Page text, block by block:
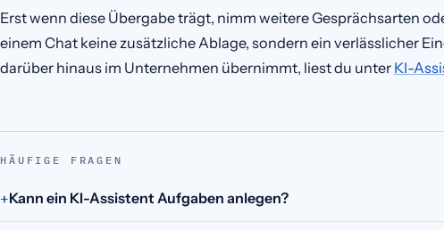
Erst wenn diese Übergabe trägt, nimm weitere Gesprächsarten
einem Chat keine zusätzliche Ablage, sondern ein verlässlicher
darüber hinaus im Unternehmen übernimmt, liest du unter KI-
HÄUFIGE FRAGEN
Kann ein KI-Assistent Aufgaben anlegen?